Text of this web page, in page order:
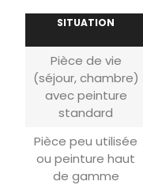
SITUATION
Pièce de vie
(séjour, chambre)
avec peinture
standard
Pièce peu utilisée
ou peinture haut
de gamme